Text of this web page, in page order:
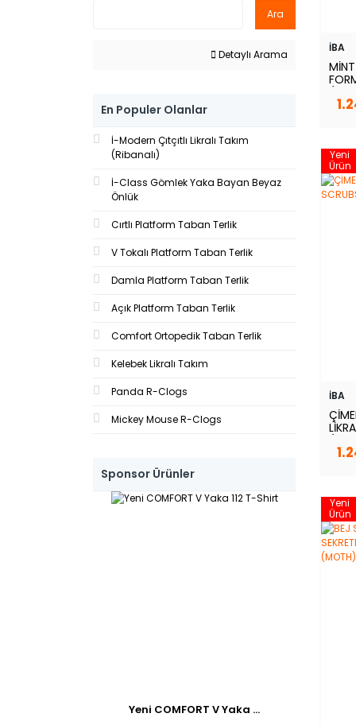
Kiremit (2)
Kot Mavi (1)
Koyu Mürdüm (2)
Lacivert (12)
Lila (1)
Mavi (1)
Menekşe (2)
Parlament Mavisi (1)
Patlıcan Moru (2)
Patriot Blue (2)
petrol mavisi (indigo) (1)
Pudra (5)
Ara
Detaylı Arama
En Populer Olanlar
İ-Modern Çıtçıtlı Likralı Takım
(Ribanalı)
İ-Class Gömlek Yaka Bayan Beyaz
Önlük
Cırtlı Platform Taban Terlik
V Tokalı Platform Taban Terlik
Damla Platform Taban Terlik
Açık Platform Taban Terlik
Comfort Ortopedik Taban Terlik
Kelebek Likralı Takım
Panda R-Clogs
Mickey Mouse R-Clogs
Sponsor Ürünler
Yeni COMFORT V Yaka ...
İBA
Yeni
Ürün
İBA
Yeni
Ürün